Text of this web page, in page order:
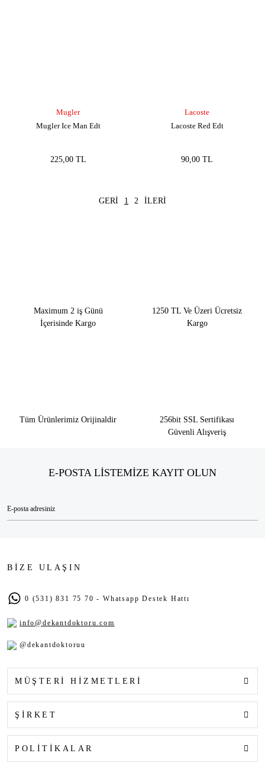
Mugler
Mugler Ice Man Edt
225,00 TL
Lacoste
Lacoste Red Edt
90,00 TL
1 2
Maximum 2 iş Günü
İçerisinde Kargo
1250 TL Ve Üzeri Ücretsiz
Kargo
Tüm Ürünlerimiz Orijinaldir
256bit SSL Sertifikası
Güvenli Alışveriş
E-POSTA LİSTEMİZE KAYIT OLUN
BİZE ULAŞIN
0 (531) 831 75 70 - Whatsapp Destek Hattı
info@dekantdoktoru.com
@dekantdoktoruu
MÜŞTERİ HİZMETLERİ
ŞİRKET
POLİTİKALAR